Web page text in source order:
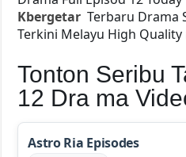
KbergetarTerbaru Drama
Terkini Melayu High
Tonton Seribu
12 Dra ma
Astro Ria Episodes